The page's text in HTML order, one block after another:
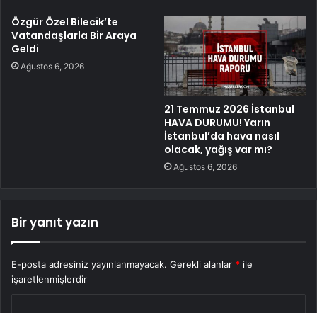
Özgür Özel Bilecik’te
Vatandaşlarla Bir Araya
Geldi
Ağustos 6, 2026
21 Temmuz 2026 İstanbul
HAVA DURUMU! Yarın
İstanbul’da hava nasıl
olacak, yağış var mı?
Ağustos 6, 2026
Bir yanıt yazın
E-posta adresiniz yayınlanmayacak. Gerekli alanlar * ile
işaretlenmişlerdir